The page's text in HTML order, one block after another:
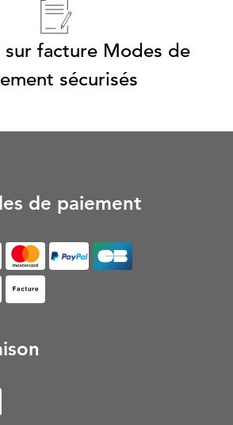
sur facture Modes de
sécurisés
de paiement
Facture (S’ouvre dans un nouvel onglet)